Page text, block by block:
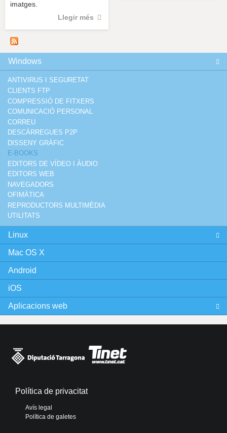
imatges.
Llegir més
Windows
ANTIVIRUS I SEGURETAT
CLIENTS FTP
COMPRESSIÓ DE FITXERS
COMUNICACIÓ PERSONAL
CORREU
DESCÀRREGUES P2P
DISSENY GRÀFIC
E-BOOKS
EDITORS DE VÍDEO I ÀUDIO
EDITORS WEB
NAVEGADORS
OFIMÀTICA
REPRODUCTORS MULTIMÈDIA
UTILITATS
Linux
Mac OS X
Android
iOS
Aplicacions web
Política de privacitat
Avís legal
Política de galetes